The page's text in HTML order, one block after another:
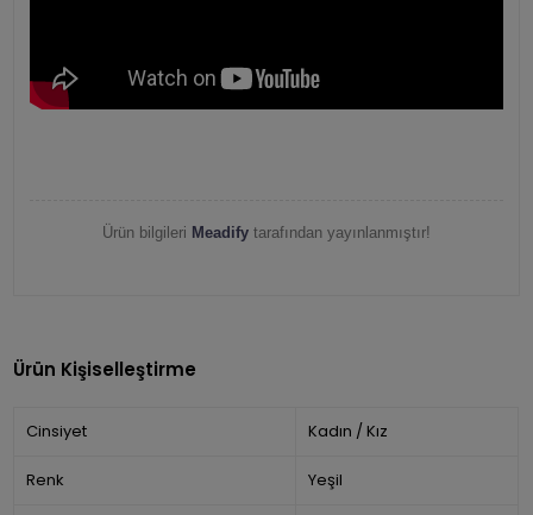
Ürün bilgileri Meadify tarafından yayınlanmıştır!
Ürün Kişiselleştirme
Cinsiyet Kadın / Kız
Renk Yeşil